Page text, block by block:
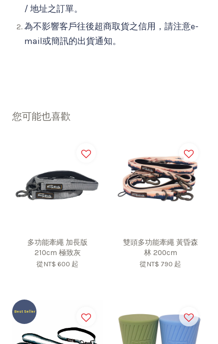
/ 地址之訂單。
為不影響客戶往後超商取貨之信用，請注意e-
mail或簡訊的出貨通知。
您可能也喜歡
多功能牽繩 加長版
210cm 極致灰
從NT$ 600 起
雙頭多功能牽繩 黃昏森
林 200cm
從NT$ 790 起
Best Seller